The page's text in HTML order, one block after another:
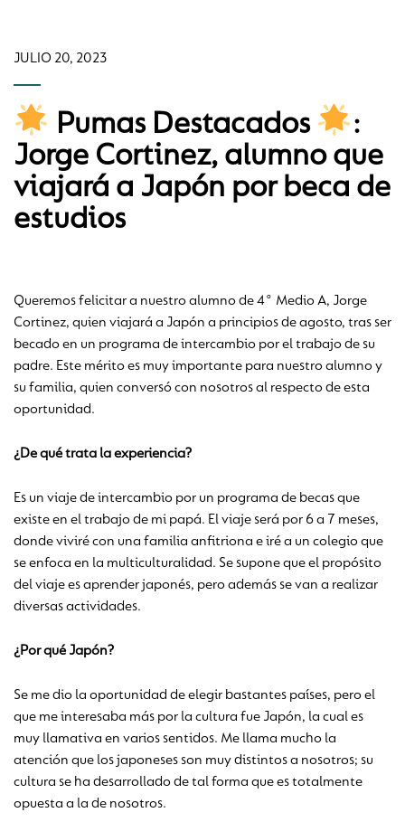
JULIO 20, 2023
Pumas Destacados
:
Jorge Cortinez, alumno que
viajará a Japón por beca de
estudios
Queremos felicitar a nuestro alumno de 4° Medio A, Jorge
Cortinez, quien viajará a Japón a principios de agosto, tras ser
becado en un programa de intercambio por el trabajo de su
padre. Este mérito es muy importante para nuestro alumno y
su familia, quien conversó con nosotros al respecto de esta
oportunidad.
¿De qué trata la experiencia?
Es un viaje de intercambio por un programa de becas que
existe en el trabajo de mi papá. El viaje será por 6 a 7 meses,
donde viviré con una familia anfitriona e iré a un colegio que
se enfoca en la multiculturalidad. Se supone que el propósito
del viaje es aprender japonés, pero además se van a realizar
diversas actividades.
¿Por qué Japón?
Se me dio la oportunidad de elegir bastantes países, pero el
que me interesaba más por la cultura fue Japón, la cual es
muy llamativa en varios sentidos. Me llama mucho la
atención que los japoneses son muy distintos a nosotros; su
cultura se ha desarrollado de tal forma que es totalmente
opuesta a la de nosotros.